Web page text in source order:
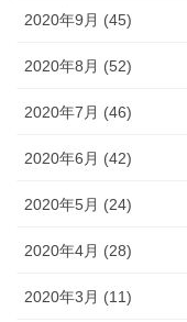
2020年9月 (45)
2020年8月 (52)
2020年7月 (46)
2020年6月 (42)
2020年5月 (24)
2020年4月 (28)
2020年3月 (11)